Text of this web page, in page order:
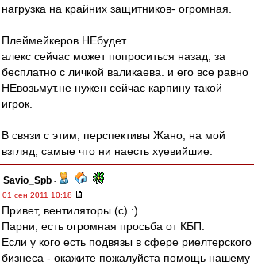
нагрузка на крайних защитников- огромная.
Плеймейкеров НЕбудет.
алекс сейчас может попроситься назад, за
бесплатно с личкой валикаева. и его все равно
НЕвозьмут.не нужен сейчас карпину такой
игрок.
В связи с этим, перспективы Жано, на мой
взгляд, самые что ни наесть хуевийшие.
Savio_Spb -
01 сен 2011 10:18
Привет, вентиляторы (с) :)
Парни, есть огромная просьба от КБП.
Если у кого есть подвязы в сфере риелтерского
бизнеса - окажите пожалуйста помощь нашему